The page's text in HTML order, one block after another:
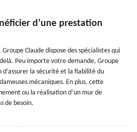
d’une prestation
Claude dispose des spécialistes qui
Peu importe votre demande, Groupe
la sécurité et la fiabilité du
mécaniques. En plus, cette
ou la réalisation d’un mur de
de besoin.